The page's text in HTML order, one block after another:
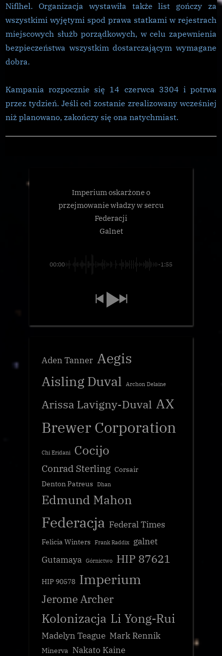
Niflhel. Organizacja wystawiła także list gończy za
wszystkimi wyjętymi spod prawa statkami w rejestrach
miejscowych służb porządkowych, w celu zapewnienia
bezpieczeństwa wszystkim dostarczającym wymagane
dobra.
Kampania rozpocznie się 14 czerwca 3304 i potrwa
przez tydzień. Jeśli cel zostanie zrealizowany wcześniej
niż planowano, zakończy się ona natychmiast.
Imperium oskarżone o
przejmowanie władzy w sercu
Federacji
Galnet
00:00 -1:55
Aden Tanner Aegis
Aisling Duval Archon Delaine
Arissa Lavigny-Duval AX
Brewer Corporation
Chi Eridani Cocijo
Conrad Sterling Corsair
Denton Patreus
Dhan
Edmund Mahon
Federacja Federal Times
Felicia Winters Frank Raddix
galnet
Gutamaya Górnictwo HIP 87621
HIP 90578 Imperium
Jerome Archer
Kolonizacja Li Yong-Rui
Madelyn Teague Mark Rennik
Minerva Nakato Kaine